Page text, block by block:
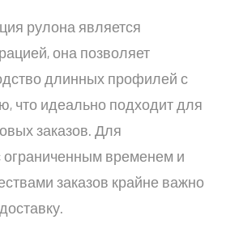
рулона является
она позволяет
длинных профилей с
что идеально подходит для
заказов. Для
ограниченным временем и
заказов крайне важно